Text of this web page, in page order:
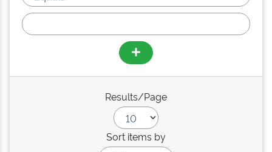
Results/Page
Sort items by